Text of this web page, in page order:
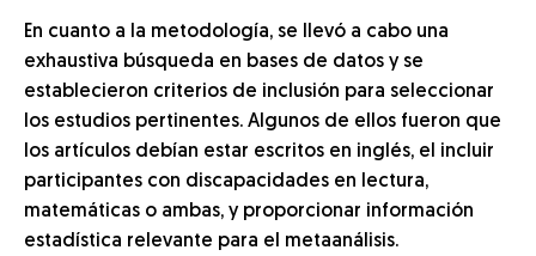
En cuanto a la metodología, se llevó a cabo una
exhaustiva búsqueda en bases de datos y se
establecieron criterios de inclusión para seleccionar
los estudios pertinentes. Algunos de ellos fueron que
los artículos debían estar escritos en inglés, el incluir
participantes con discapacidades en lectura,
matemáticas o ambas, y proporcionar información
estadística relevante para el metaanálisis.